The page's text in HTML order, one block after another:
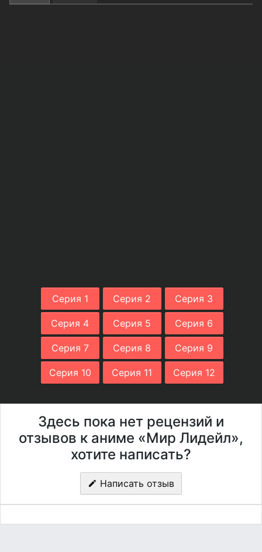
Серия 1 Серия 2 Серия 3
Серия 4 Серия 5 Серия 6
Серия 7 Серия 8 Серия 9
Серия 10 Серия 11 Серия 12
Здесь пока нет рецензий и
отзывов к аниме «Мир Лидейл»,
хотите написать?
Написать отзыв